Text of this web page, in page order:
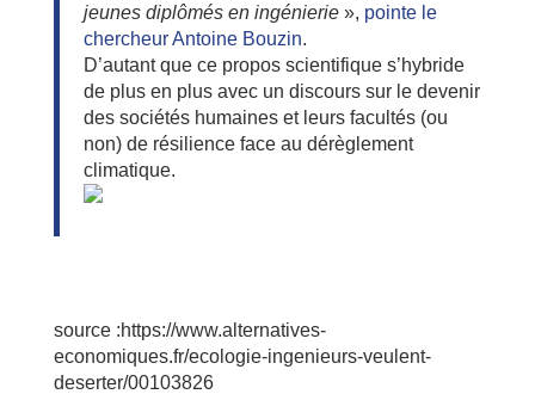
jeunes diplômés en ingénierie», pointe le
chercheur Antoine Bouzin.
D’autant que ce propos scientifique s’hybride
de plus en plus avec un discours sur le devenir
des sociétés humaines et leurs facultés (ou
non) de résilience face au dérèglement
climatique.
source :https://www.alternatives-
economiques.fr/ecologie-ingenieurs-veulent-
deserter/00103826